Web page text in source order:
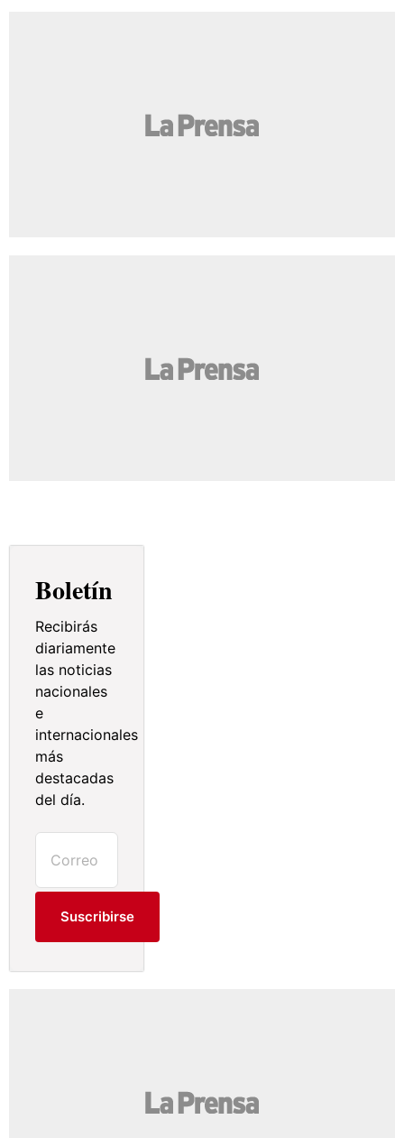
Boletín
Recibirás
diariamente
las noticias
nacionales
e
internacionales
más
destacadas
del día.
Suscribirse